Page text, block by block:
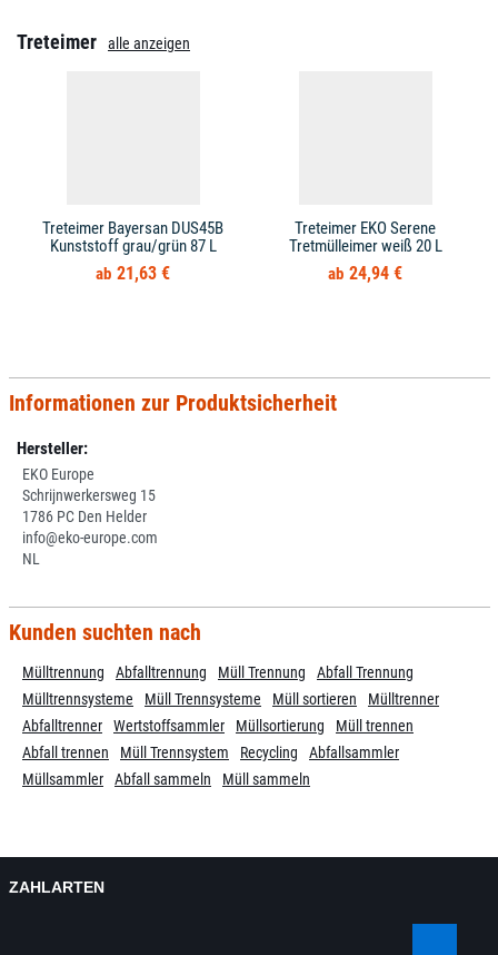
Treteimer alle anzeigen
Treteimer Bayersan DUS45B
Kunststoff grau/grün 87 L
21,63 €
Treteimer EKO Serene
Tretmülleimer weiß 20 L
24,94 €
Informationen zur Produktsicherheit
Hersteller:
EKO Europe
Schrijnwerkersweg 15
1786 PC Den Helder
info@eko-europe.com
NL
Kunden suchten nach
Mülltrennung Abfalltrennung Müll Trennung
Abfall Trennung
Mülltrennsysteme
Müll Trennsysteme Müll sortieren
Mülltrenner
Abfalltrenner
Wertstoffsammler Müllsortierung
Müll trennen
Abfall trennen
Müll Trennsystem Recycling
Abfallsammler
Müllsammler
Abfall sammeln Müll sammeln
ZAHLARTEN